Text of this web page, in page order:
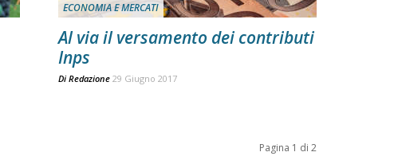
ECONOMIA E MERCATI
Al via il versamento dei contributi
Inps
Di Redazione 29 Giugno 2017
Pagina 1 di 2